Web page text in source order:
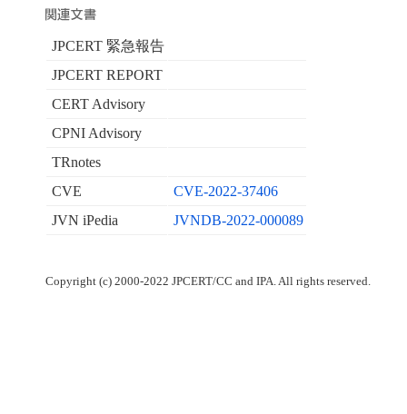
JPCERT 緊急報告
JPCERT REPORT
CERT Advisory
CPNI Advisory
TRnotes
CVE
CVE-2022-37406
JVN iPedia
JVNDB-2022-000089
Copyright (c) 2000-2022 JPCERT/CC and IPA. All rights reserved.